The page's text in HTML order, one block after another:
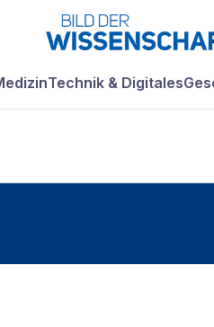
Technik & Digitales